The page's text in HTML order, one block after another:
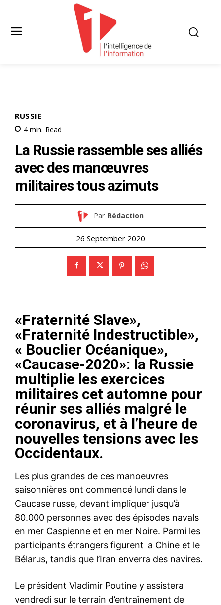
RUSSIE
4 min. Read
La Russie rassemble ses alliés
avec des manœuvres
militaires tous azimuts
Par Rédaction
26 September 2020
«Fraternité Slave»,
«Fraternité Indestructible»,
« Bouclier Océanique»,
«Caucase-2020»: la Russie
multiplie les exercices
militaires cet automne pour
réunir ses alliés malgré le
coronavirus, et à l’heure de
nouvelles tensions avec les
Occidentaux.
Les plus grandes de ces manoeuvres
saisonnières ont commencé lundi dans le
Caucase russe, devant impliquer jusqu’à
80.000 personnes avec des épisodes navals
en mer Caspienne et en mer Noire. Parmi les
participants étrangers figurent la Chine et le
Bélarus, tandis que l’Iran enverra des navires.
Le président Vladimir Poutine y assistera
vendredi sur le terrain d’entraînement de